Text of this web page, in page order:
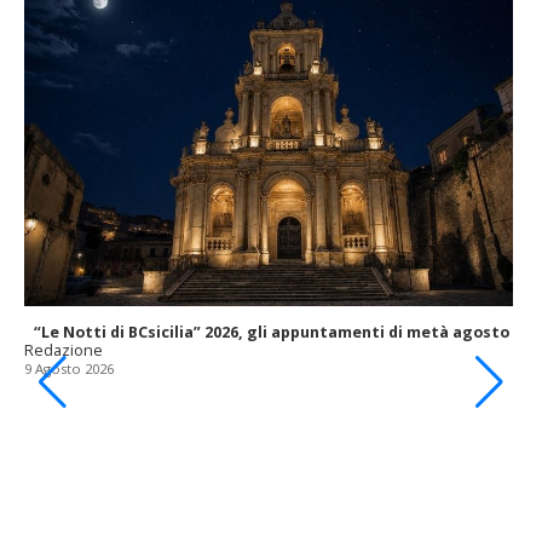
“Le Notti di BCsicilia” 2026, gli appuntamenti di metà agosto
Redazione
9 Agosto 2026